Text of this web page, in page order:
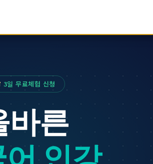
3일 무료체험 신청
바른